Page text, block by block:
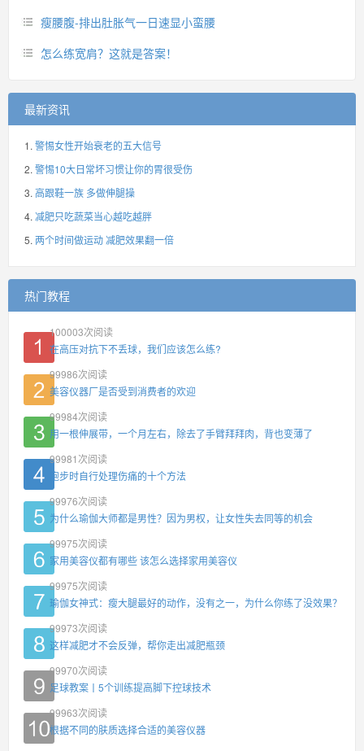
瘦腰腹-排出肚胀气一日速显小蛮腰
怎么练宽肩？这就是答案！
最新资讯
警惕女性开始衰老的五大信号
警惕10大日常坏习惯让你的胃很受伤
高跟鞋一族 多做伸腿操
减肥只吃蔬菜当心越吃越胖
两个时间做运动 减肥效果翻一倍
热门教程
100003次阅读
在高压对抗下不丢球，我们应该怎么练?
99986次阅读
美容仪器厂是否受到消费者的欢迎
99984次阅读
用一根伸展带，一个月左右，除去了手臂拜拜肉，背也变薄了
99981 次阅读
跑步时自行处理伤痛的十个方法
99976次阅读
为什么瑜伽大师都是男性？因为男权，让女性失去同等的机会
99975次阅读
家用美容仪都有哪些 该怎么选择家用美容仪
99975次阅读
瑜伽女神式：瘦大腿最好的动作，没有之一，为什么你练了没效果？
99973次阅读
这样减肥才不会反弹，帮你走出减肥瓶颈
99970次阅读
足球教案丨5个训练提高脚下控球技术
99963次阅读
根据不同的肤质选择合适的美容仪器